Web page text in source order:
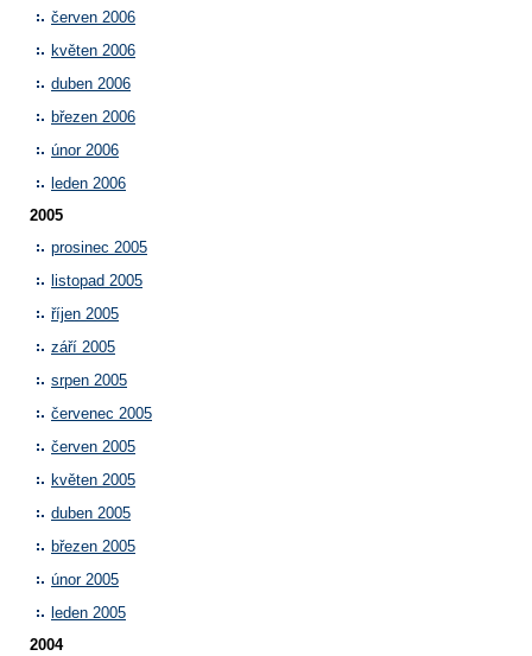
červen 2006
květen 2006
duben 2006
březen 2006
únor 2006
leden 2006
2005
prosinec 2005
listopad 2005
říjen 2005
září 2005
srpen 2005
červenec 2005
červen 2005
květen 2005
duben 2005
březen 2005
únor 2005
leden 2005
2004